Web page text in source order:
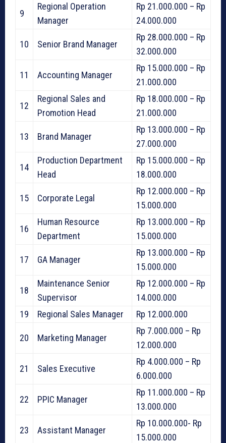
9
Regional Operation
Manager
Rp 21.000.000 – Rp
24.000.000
10 Senior Brand Manager
Rp 28.000.000 – Rp
32.000.000
11 Accounting Manager
Rp 15.000.000 – Rp
21.000.000
12
Regional Sales and
Promotion Head
Rp 18.000.000 – Rp
21.000.000
13 Brand Manager
Rp 13.000.000 – Rp
27.000.000
14
Production Department
Head
Rp 15.000.000 – Rp
18.000.000
15 Corporate Legal
Rp 12.000.000 – Rp
15.000.000
16
Human Resource
Department
Rp 13.000.000 – Rp
15.000.000
17 GA Manager
Rp 13.000.000 – Rp
15.000.000
18
Maintenance Senior
Supervisor
Rp 12.000.000 – Rp
14.000.000
19
Regional Sales Manager Rp 12.000.000
20 Marketing Manager
Rp 7.000.000 – Rp
12.000.000
21 Sales Executive
Rp 4.000.000 – Rp
6.000.000
22 PPIC Manager
Rp 11.000.000 – Rp
13.000.000
23 Assistant Manager
Rp 10.000.000- Rp
15.000.000